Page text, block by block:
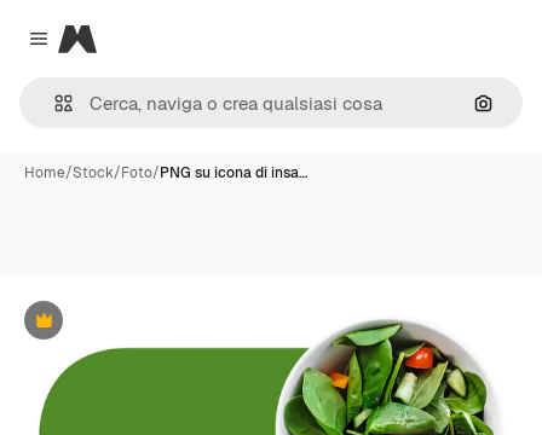
Close menu
Magnific
Cerca
Home/Stock/Foto/PNG su icona di insa…
Premium